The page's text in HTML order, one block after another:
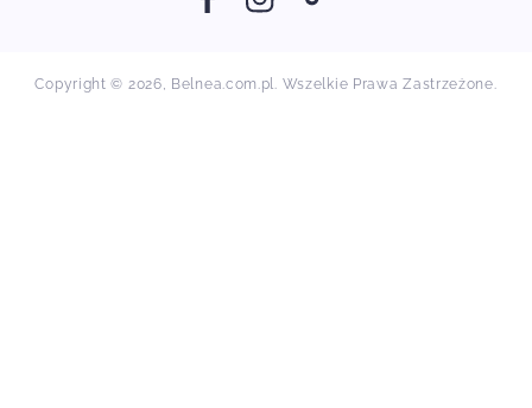
FacebookInstagramTikTok
Copyright © 2026, Belnea.com.pl. Wszelkie Prawa Zastrzeżone.